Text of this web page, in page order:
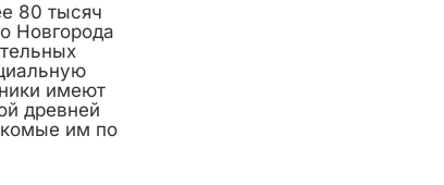
80 тысяч
Новгорода
имеют
древней
им по